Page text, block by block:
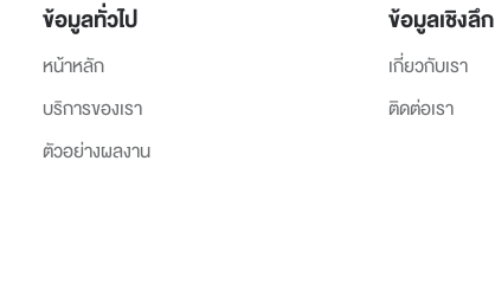
ข้อมูลทั่วไป
หน้าหลัก
บริการของเรา
ตัวอย่างผลงาน
ข้อมูลเชิงลึก
เกี่ยวกับเรา
ติดต่อเรา